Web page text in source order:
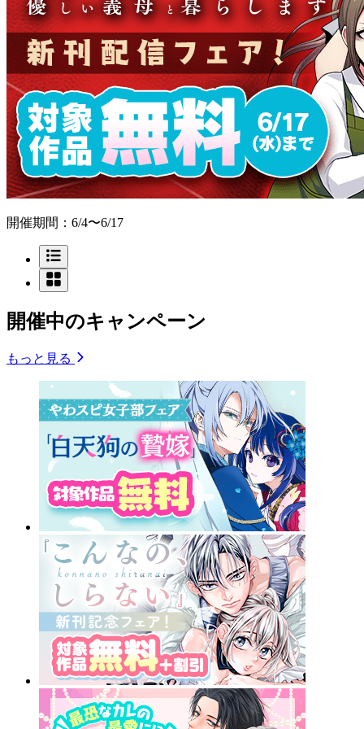
開催期間：6/4〜6/17
開催中のキャンペーン
もっと見る